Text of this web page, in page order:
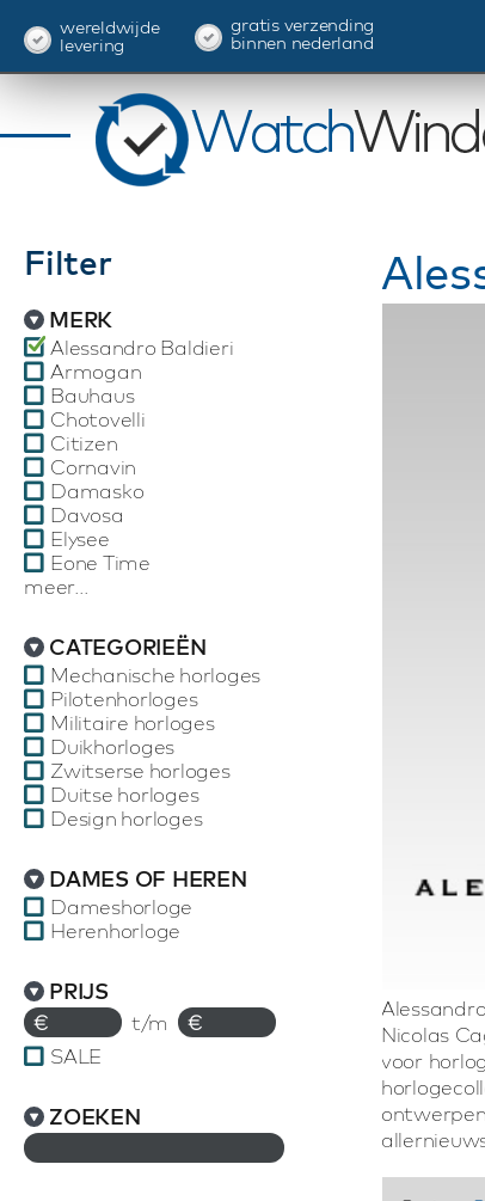
wereldwijde
levering
gratis verzending
binnen nederland
Filter
MERK
Alessandro Baldieri
Armogan
Bauhaus
Chotovelli
Citizen
Cornavin
Damasko
Davosa
Elysee
Eone Time
meer...
CATEGORIEËN
Mechanische horloges
Pilotenhorloges
Militaire horloges
Duikhorloges
Zwitserse horloges
Duitse horloges
Design horloges
DAMES OF HEREN
Dameshorloge
Herenhorloge
PRIJS
€ t/m
€
SALE
ZOEKEN
Nicolas
voor